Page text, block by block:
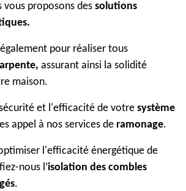
vous proposons des solutions
pour réaliser tous
assurant ainsi la solidité
maison.
et l'efficacité de votre système
appel à nos services de ramonage.
l'efficacité énergétique de
nous l’isolation des combles
.